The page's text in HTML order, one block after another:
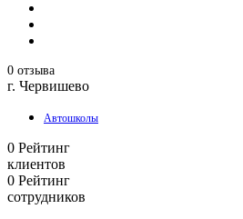
0 отзыва
г. Червишево
Автошколы
0 Рейтинг
клиентов
0 Рейтинг
сотрудников